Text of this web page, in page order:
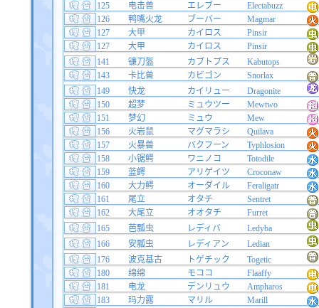
125
电击兽 エレブー
Electabuzz
126
鸭嘴火龙 ブーバー
Magmar
127
大甲 カイロス
Pinsir
127
大甲 カイロス
Pinsir
141
镰刀盔 カブトプス
Kabutops
143
卡比兽 カビゴン
Snorlax
149
快龙 カイリュー
Dragonite
150
超梦 ミュウツー
Mewtwo
151
梦幻 ミュウ
Mew
156
火岩鼠 マグマラシ
Quilava
157
火暴兽 バクフーン
Typhlosion
158
小锯鳄 ワニノコ
Totodile
159
蓝鳄 アリゲイツ
Croconaw
160
大力鳄 オーダイル
Feraligatr
161
尾立 オタチ
Sentret
162
大尾立 オオタチ
Furret
165
芭瓢虫 レディバ
Ledyba
166
安瓢虫 レディアン
Ledian
176
波克基古 トゲチック
Togetic
180
绵绵 モココ
Flaaffy
181
电龙 デンリュウ
Ampharos
183
玛力露 マリル
Marill